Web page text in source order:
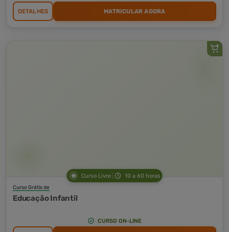
DETALHES MATRICULAR AGORA
Curso Livre 10 a 60 horas
Curso Grátis de
Educação Infantil
CURSO ON-LINE